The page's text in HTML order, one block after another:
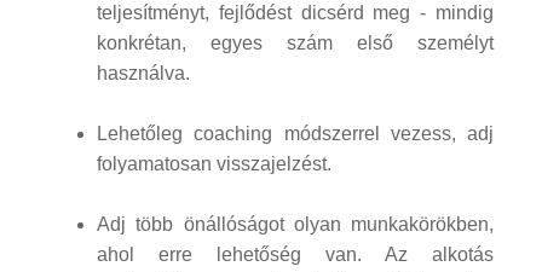
teljesítményt, fejlődést dicsérd meg - mindig
konkrétan, egyes szám első személyt
használva.
Lehetőleg coaching módszerrel vezess, adj
folyamatosan visszajelzést.
Adj több önállóságot olyan munkakörökben,
ahol erre lehetőség van. Az alkotás